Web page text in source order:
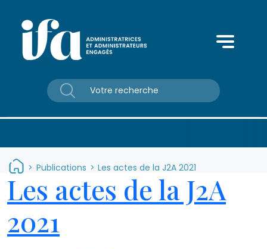
> Publications > Les actes de la J2A 2021
Les actes de la J2A
2021